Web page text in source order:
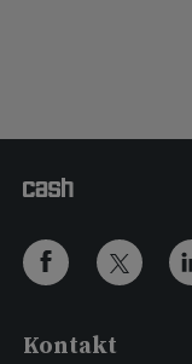
Kontakt